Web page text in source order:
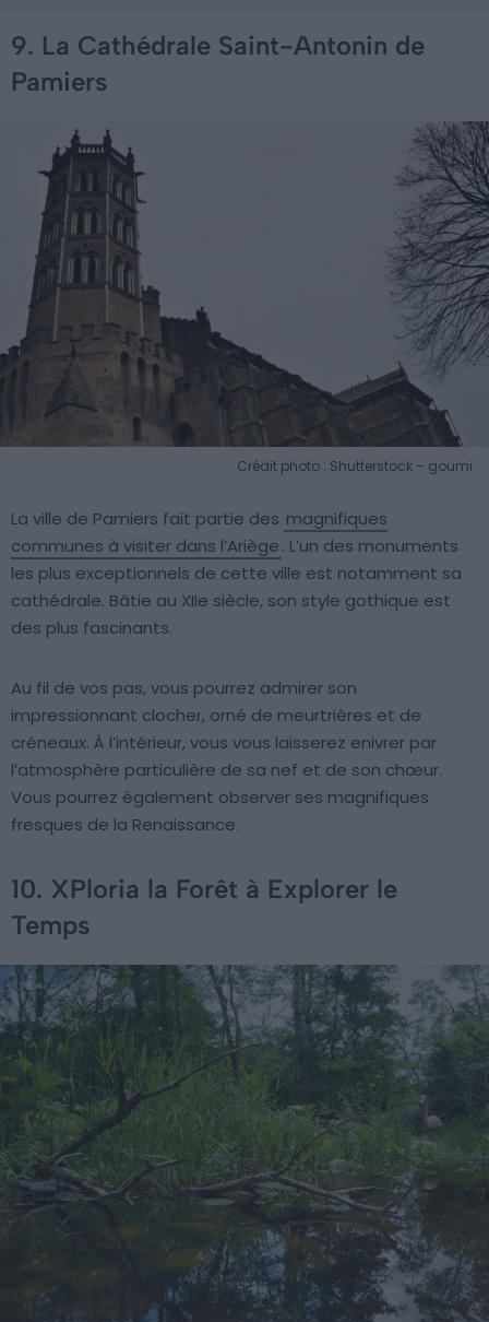
9. La Cathédrale Saint-Antonin de
Pamiers
Crédit photo : Shutterstock – goumi
La ville de Pamiers fait partie des magnifiques
communes à visiter dans l’Ariège. L’un des monuments
les plus exceptionnels de cette ville est notamment sa
cathédrale. Bâtie au XIIe siècle, son style gothique est
des plus fascinants.
Au fil de vos pas, vous pourrez admirer son
impressionnant clocher, orné de meurtrières et de
créneaux. À l’intérieur, vous vous laisserez enivrer par
l’atmosphère particulière de sa nef et de son chœur.
Vous pourrez également observer ses magnifiques
fresques de la Renaissance.
10. XPloria la Forêt à Explorer le
Temps